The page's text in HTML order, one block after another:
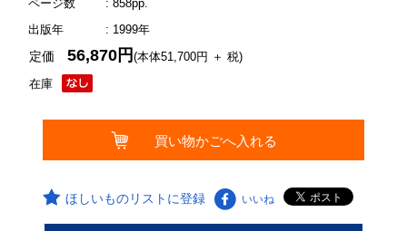
ページ数
: 858pp.
出版年
: 1999年
在庫
定価56,870円(本体51,700円 ＋ 税)
ほしいものリストに登録 いいね